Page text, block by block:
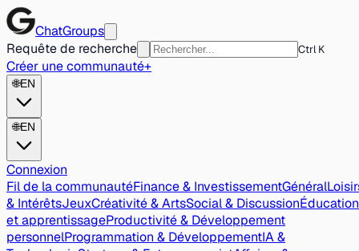
ChatGroups
Requête de recherche
Ctrl K
Créer une communauté+
🌐EN
🌐EN
Connexion
Fil de la communautéFinance & InvestissementGénéral
& IntérêtsJeuxCréativité & ArtsSocial & DiscussionÉducation
et apprentissageProductivité & Développement
personnelProgrammation & DéveloppementIA &